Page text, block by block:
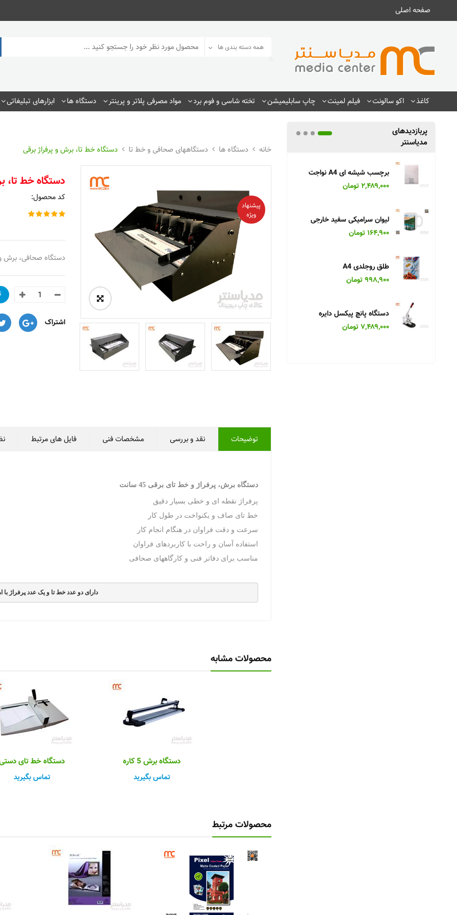
صفحه اصلی
همه دسته بندی ها
کاغذ اکو سالونت فیلم لمینت چاپ سابلیمیشن تخته شاسی و فوم برد مواد مصرفی پلاتر و پرینتر دستگاه ها ابزارهای تبلیغاتی
دستگاه ها دستگاههای صحافی و خط تا دستگاه خط تا، برش و پرفراژ برقی
پیشنهاد
ویژه
دستگاه خط تا،
کد محصول:
دستگاه صحافی، برش و پرفراژ
اشتراک
توضیحات نقد و بررسی مشخصات فنی فایل های مرتبط
دستگاه برش، پرفراژ و خط تای برقی 45 سانت
پرفراژ نقطه ای و خطی بسیار دقیق
خط تای صاف و یکنواخت در طول کار
سرعت و دقت فراوان در هنگام انجام کار
استفاده آسان و راحت با کاربردهای فراوان
مناسب برای د فاتر فنی و کارگاههای صحافی
دارای دو عدد خط تا و یک عدد پرفراژ با
محصولات مشابه
دستگاه برش 5 کاره
تماس بگیرید
دستگاه خط تای
تماس بگیرید
محصولات مرتبط
پربازدیدهای
مدیاسنتر
برچسب شیشه ای A4 نواجت
۲,۴۸۹,۰۰۰ تومان
لیوان سرامیکی سفید خارجی
۱۶۴,۹۰۰ تومان
طلق روجلدی A4
۹۹۸,۹۰۰ تومان
دستگاه پانچ پیکسل دایره
۷,۴۸۹,۰۰۰ تومان
فیلم ترانسپرنت A4 جوهرافشان
۱,۴۹۹,۰۰۰ تومان
۱,۴۹۹,۰۰۰ تومان
سه پایه بوم شاسی
۱,۹۸۹,۰۰۰ تومان
کاغذ چاپ تیشرت A4
۷۵,۰۰۰ تومان
طلق رو جلدی A4 ضخیم
۲,۱۴۹,۰۰۰ تومان